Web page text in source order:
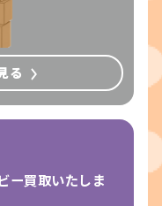
る
ー買取いたしま